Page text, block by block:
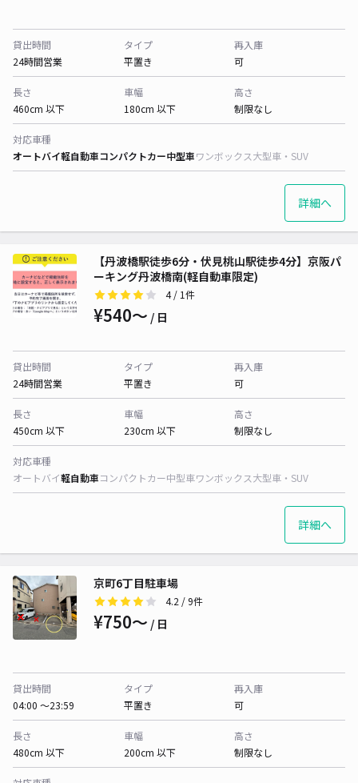
貸出時間
24時間営業
タイプ
平置き
再入庫
可
長さ
460cm 以下
車幅
180cm 以下
高さ
制限なし
対応車種
オートバイ軽自動車コンパクトカー中型車ワンボックス大型車・SUV
詳細へ
【丹波橋駅徒歩6分・伏見桃山駅徒歩4分】京阪パ
ーキング丹波橋南(軽自動車限定)
4/ 1件
¥540〜 / 日
貸出時間
24時間営業
タイプ
平置き
再入庫
可
長さ
450cm 以下
車幅
230cm 以下
高さ
制限なし
対応車種
オートバイ軽自動車コンパクトカー中型車ワンボックス大型車・SUV
詳細へ
京町6丁目駐車場
4.2 / 9件
¥750〜 / 日
貸出時間
04:00 〜23:59
タイプ
平置き
再入庫
可
長さ
480cm 以下
車幅
200cm 以下
高さ
制限なし